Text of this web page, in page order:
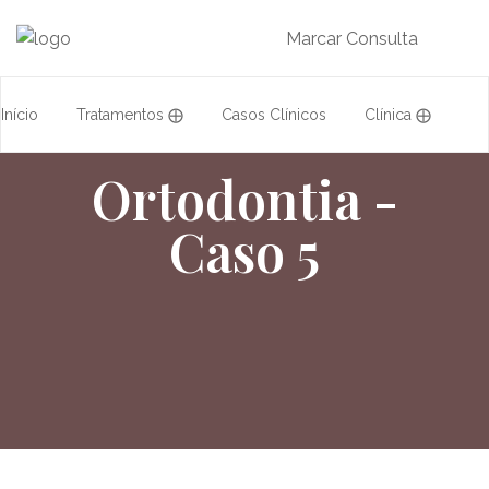
Início Tratamentos ⨁ Casos Clínicos Clínica ⨁
Equipa Formação
Marcar Consulta
Ortodontia -
Caso 5